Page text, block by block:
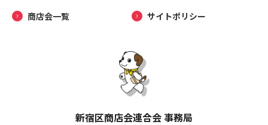
商店会一覧 サイトポリシー
新宿区商店会連合会 事務局